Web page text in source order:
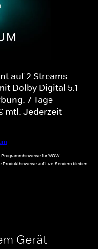
auf 2 Streams
Dolby Digital 5.1
7 Tage
mtl. Jederzeit
für WOW
Produkthinweise auf Live-Sendern bleiben
Gerät